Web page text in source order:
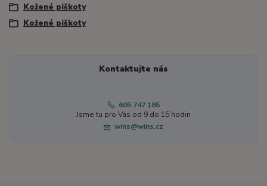
Kožené piškoty
Kožené piškoty
Kontaktujte nás
605 747 185
Jsme tu pro Vás od 9 do 15 hodin
wins@wins.cz